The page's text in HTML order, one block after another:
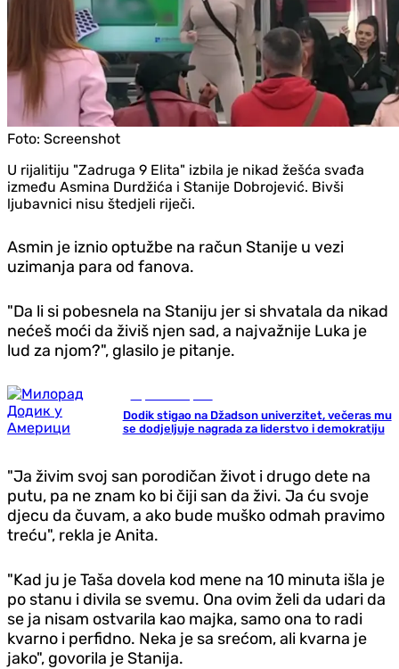
Foto: Screenshot
U rijalitiju "Zadruga 9 Elita" izbila je nikad žešća svađa
između Asmina Durdžića i Stanije Dobrojević. Bivši
ljubavnici nisu štedjeli riječi.
Asmin je iznio optužbe na račun Stanije u vezi
uzimanja para od fanova.
"Da li si pobesnela na Staniju jer si shvatala da nikad
nećeš moći da živiš njen sad, a najvažnije Luka je
lud za njom?", glasilo je pitanje.
Dodik stigao na Džadson univerzitet, večeras mu
se dodjeljuje nagrada za liderstvo i demokratiju
"Ja živim svoj san porodičan život i drugo dete na
putu, pa ne znam ko bi čiji san da živi. Ja ću svoje
djecu da čuvam, a ako bude muško odmah pravimo
treću", rekla je Anita.
"Kad ju je Taša dovela kod mene na 10 minuta išla je
po stanu i divila se svemu. Ona ovim želi da udari da
se ja nisam ostvarila kao majka, samo ona to radi
kvarno i perfidno. Neka je sa srećom, ali kvarna je
jako", govorila je Stanija.